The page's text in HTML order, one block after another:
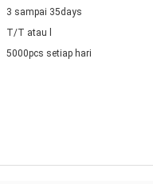
3 sampai 35days
T/T atau l
5000pcs setiap hari